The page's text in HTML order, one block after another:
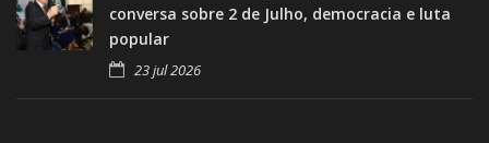
conversa sobre 2 de Julho, democracia e luta
popular
23 jul 2026